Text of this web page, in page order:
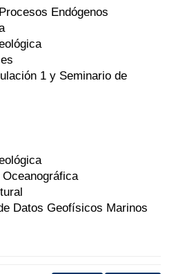
Endógenos
1 y Seminario de
Datos Geofísicos Marinos